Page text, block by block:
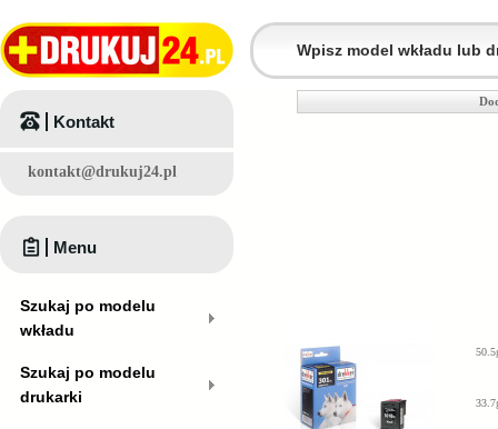
Kontakt
kontakt@drukuj24.pl
Menu
Szukaj po modelu
wkładu
Szukaj po modelu
drukarki